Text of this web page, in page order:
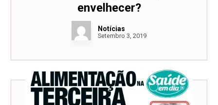
envelhecer?
Notícias
Setembro 3, 2019